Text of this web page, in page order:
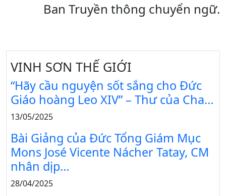
Ban Truyền thông chuyển ngữ.
VINH SƠN THẾ GIỚI
“Hãy cầu nguyện sốt sắng cho Đức
Giáo hoàng Leo XIV” – Thư của Cha…
13/05/2025
Bài Giảng của Đức Tổng Giám Mục
Mons José Vicente Nácher Tatay, CM
nhân dịp…
28/04/2025